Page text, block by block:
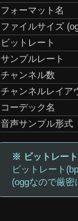
フォーマット名
ファイルサイズ
ビットレート
サンプルレート
チャンネル数
チャンネルレイア
コーデック名
音声サンプル形式
※ ビットレー
ビットレート
(oggなので厳密